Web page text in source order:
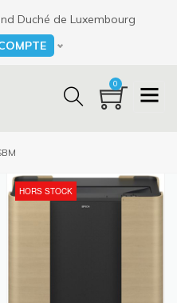
Duché de Luxembourg
0
HORS STOCK